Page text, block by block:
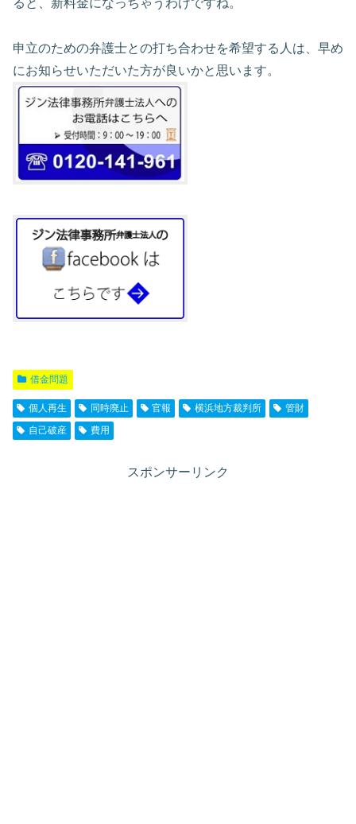
ると、新料金になっちゃうわけですね。
申立のための弁護士との打ち合わせを希望する人は、早め
にお知らせいただいた方が良いかと思います。
借金問題
個人再生 同時廃止 官報 横浜地方裁判所
管財
自己破産
費用
スポンサーリンク